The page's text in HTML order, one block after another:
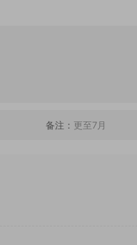
备注： 更至7月